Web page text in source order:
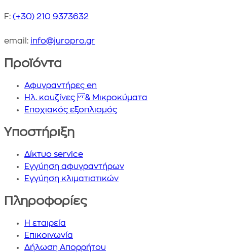
F: (+30) 210 9373632
email: info@juropro.gr
Προϊόντα
Αφυγραντήρες en
Ηλ. κουζίνες & Μικροκύματα
Εποχιακός εξοπλισμός
Yποστήριξη
Δίκτυο service
Εγγύηση αφυγραντήρων
Εγγύηση κλιματιστικών
Πληροφορίες
Η εταιρεία
Επικοινωνία
Δήλωση Απορρήτου